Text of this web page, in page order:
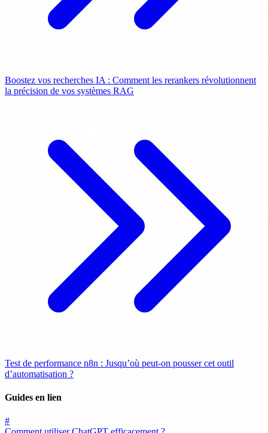
Boostez vos recherches IA : Comment les rerankers révolutionnent
la précision de vos systèmes RAG
Test de performance n8n : Jusqu’où peut-on pousser cet outil
d’automatisation ?
Guides en lien
#